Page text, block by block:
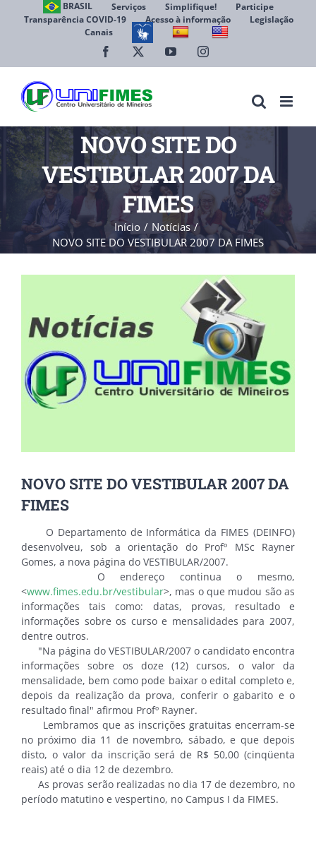
BRASIL Serviços Simplifique!
Participe
Transparência COVID-19
Acesso à informação
Legislação
Canais
Facebook YouTubeInstagram
NOVO SITE DO
VESTIBULAR 2007 DA
FIMES
Início
Notícias
NOVO SITE DO VESTIBULAR 2007 DA FIMES
NOVO SITE DO VESTIBULAR 2007 DA
FIMES
O Departamento de Informática da FIMES (DEINFO)
desenvolveu, sob a orientação do Profº MSc Rayner
Gomes, a nova página do VESTIBULAR/2007.
O endereço continua o mesmo,
<www.fimes.edu.br/vestibular>, mas o que mudou são as
informações tais como: datas, provas, resultado e
informações sobre os curso e mensalidades para 2007,
dentre outros.
"Na página do VESTIBULAR/2007 o candidato encontra
informações sobre os doze (12) cursos, o valor da
mensalidade, bem como pode baixar o edital completo e,
depois da realização da prova, conferir o gabarito e o
resultado final" afirmou Profº Rayner.
Lembramos que as inscrições gratuitas encerram-se
no próximo dia 11 de novembro, sábado, e que depois
disto, o valor da inscrição será de R$ 50,00 (cinqüenta
reais) até o dia 12 de dezembro.
As provas serão realizadas no dia 17 de dezembro, no
período matutino e vespertino, no Campus I da FIMES.